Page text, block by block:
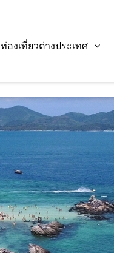
ท่องเที่ยวต่างประเทศ